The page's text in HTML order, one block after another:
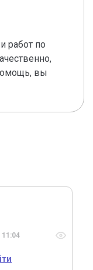
работ по
вы
11:04